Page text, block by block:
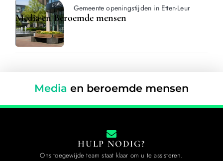
Gemeente openingstijden in Etten-Leur
Media en Beroemde mensen
Media en beroemde mensen
HULP NODIG?
Ons toegewijde team staat klaar om u te assisteren.